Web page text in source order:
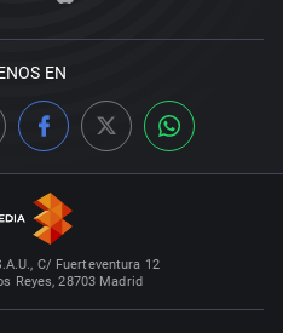
EN
C/ Fuerteventura 12
Reyes, 28703 Madrid